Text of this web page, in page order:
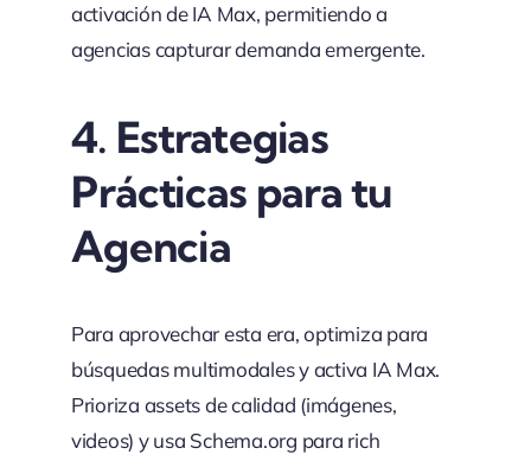
activación de IA Max, permitiendo a
agencias capturar demanda emergente.
4. Estrategias
Prácticas para tu
Agencia
Para aprovechar esta era, optimiza para
búsquedas multimodales y activa IA Max.
Prioriza assets de calidad (imágenes,
videos) y usa Schema.org para rich